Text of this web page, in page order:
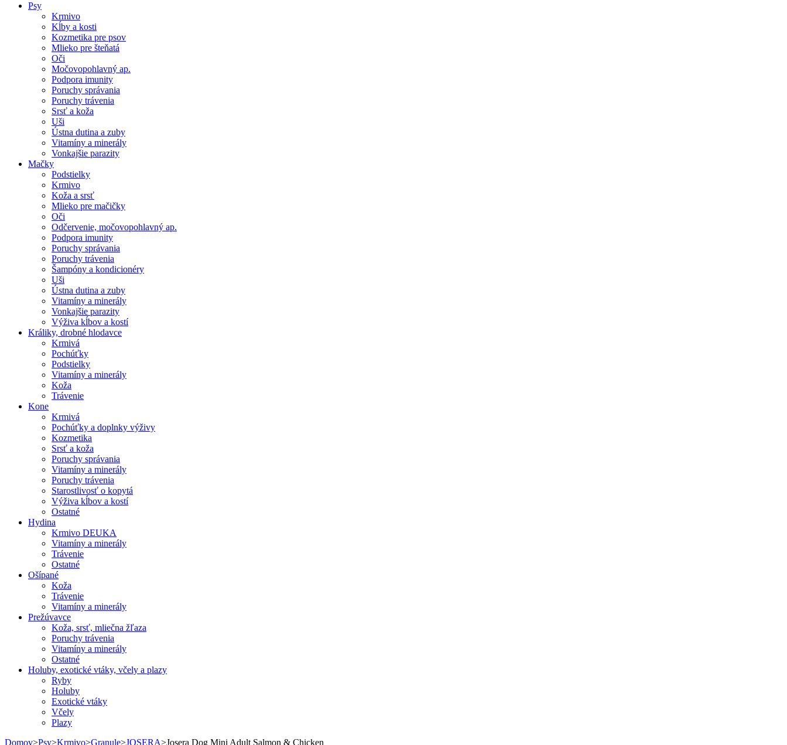
Psy
Krmivo
Kĺby a kosti
Kozmetika pre psov
Mlieko pre šteňatá
Oči
Močovopohlavný ap.
Podpora imunity
Poruchy správania
Poruchy trávenia
Srsť a koža
Uši
Ústna dutina a zuby
Vitamíny a minerály
Vonkajšie parazity
Mačky
Podstielky
Krmivo
Koža a srsť
Mlieko pre mačičky
Oči
Odčervenie, močovopohlavný ap.
Podpora imunity
Poruchy správania
Poruchy trávenia
Šampóny a kondicionéry
Uši
Ústna dutina a zuby
Vitamíny a minerály
Vonkajšie parazity
Výživa kĺbov a kostí
Králiky, drobné hlodavce
Krmivá
Pochúťky
Podstielky
Vitamíny a minerály
Koža
Trávenie
Kone
Krmivá
Pochúťky a doplnky výživy
Kozmetika
Srsť a koža
Poruchy správania
Vitamíny a minerály
Poruchy trávenia
Starostlivosť o kopytá
Výživa kĺbov a kostí
Ostatné
Hydina
Krmivo DEUKA
Vitamíny a minerály
Trávenie
Ostatné
Ošípané
Koža
Trávenie
Vitamíny a minerály
Prežúvavce
Koža, srsť, mliečna žľaza
Poruchy trávenia
Vitamíny a minerály
Ostatné
Holuby, exotické vtáky, včely a plazy
Ryby
Holuby
Exotické vtáky
Včely
Plazy
Domov>Psy>Krmivo>Granule>JOSERA>Josera Dog Mini Adult Salmon & Chicken